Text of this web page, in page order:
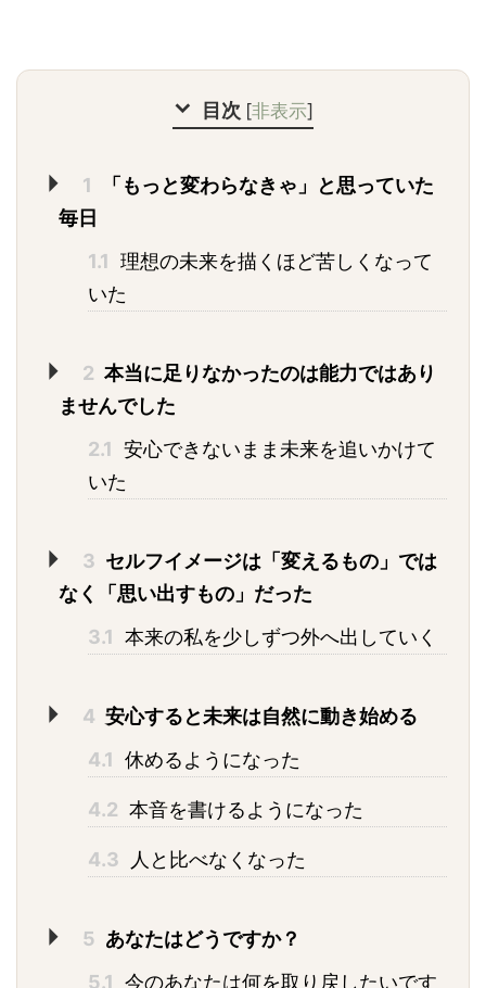
目次 [非表示]
1
「もっと変わらなきゃ」と思っていた
毎日
1.1 理想の未来を描くほど苦しくなって
いた
2 本当に足りなかったのは能力ではあり
ませんでした
2.1 安心できないまま未来を追いかけて
いた
3 セルフイメージは「変えるもの」では
なく「思い出すもの」だった
3.1 本来の私を少しずつ外へ出していく
4 安心すると未来は自然に動き始める
4.1 休めるようになった
4.2 本音を書けるようになった
4.3 人と比べなくなった
5 あなたはどうですか？
5.1 今のあなたは何を取り戻したいです